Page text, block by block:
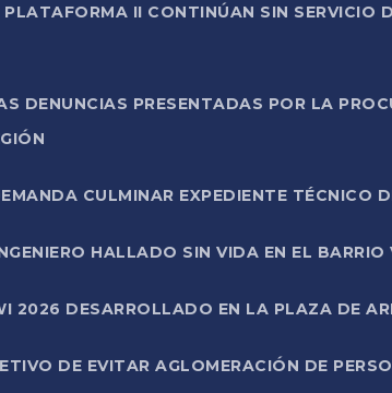
II CONTINÚAN SIN SERVICIO
DENUNCIAS PRESENTADAS POR LA
CULMINAR EXPEDIENTE TÉCNICO
HALLADO SIN VIDA EN EL
2026 DESARROLLADO EN LA PLAZA DE
DE EVITAR AGLOMERACIÓN DE